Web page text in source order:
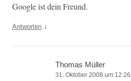
Google ist dein Freund.
Antworten ↓
Thomas Müller
31. Oktober 2008 um 12:26